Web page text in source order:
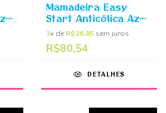
Mamadeira Easy
Start Anticólica Azul
160ml - MAM
3x de R$26,85 sem juros
R$80,54
DETALHES